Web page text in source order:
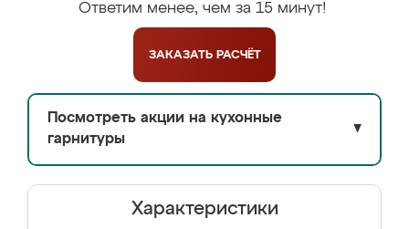
Ответим менее, чем за 15 минут!
ЗАКАЗАТЬ РАСЧЁТ
Посмотреть акции на кухонные
гарнитуры
▼
Характеристики